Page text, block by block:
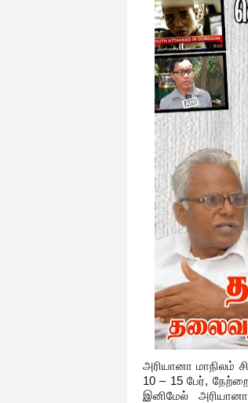
அரியானா மாநிலம்
10 – 15 பேர்,
இனிமேல்